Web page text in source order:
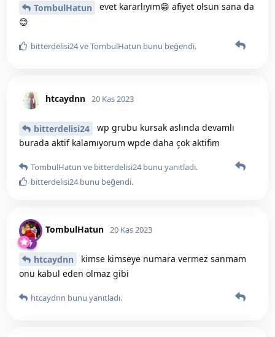
TombulHatun
evet kararlıyım😁 afiyet olsun sana da
😊
bitterdelisi24veTombulHatun bunu beğendi.
htcaydnn 20 Kas 2023
bitterdelisi24
wp grubu kursak aslında devamlı
burada aktif kalamıyorum wpde daha çok aktifim
TombulHatun ve bitterdelisi24bunu yanıtladı.
bitterdelisi24bunu beğendi.
TombulHatun 20 Kas 2023
htcaydnn
kimse kimseye numara vermez sanmam
onu kabul eden olmaz gibi
htcaydnn bunu yanıtladı.